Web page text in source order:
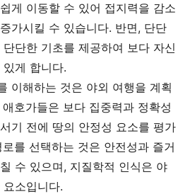
게 이동할 수 있어 접지력을 감소
가시킬 수 있습니다. 반면, 단단
단한 기초를 제공하여 보다 자신
게 합니다.
이해하는 것은 야외 여행을 계획
호가들은 보다 집중력과 정확성
기 전에 땅의 안정성 요소를 평가
를 선택하는 것은 안전성과 즐거
수 있으며, 지질학적 인식은 야
소입니다.